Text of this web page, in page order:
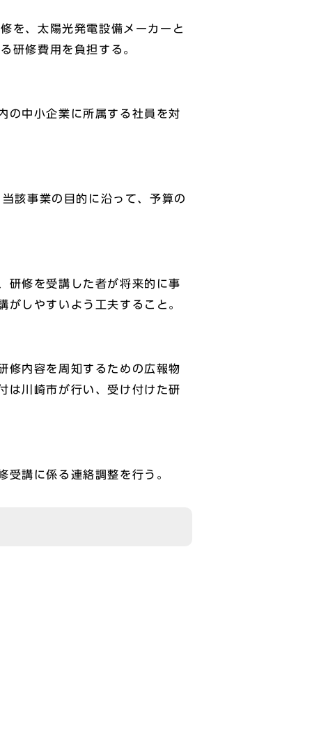
を、太陽光発電設備メーカーと
研修費用を負担する。
中小企業に所属する社員を対
事業の目的に沿って、予算の
修を受講した者が将来的に事
しやすいよう工夫すること。
内容を周知するための広報物
は川崎市が行い、受け付けた研
講に係る連絡調整を行う。